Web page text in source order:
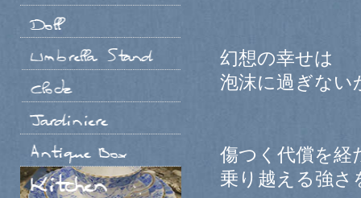
幻想の幸せは
泡沫に過ぎな
傷つく代償を経
乗り越える強さ